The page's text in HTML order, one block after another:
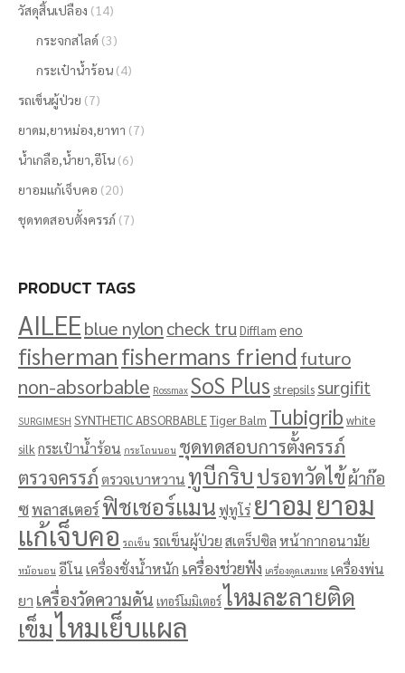
วัสดุสิ้นเปลือง (14)
กระจกสไลด์ (3)
กระเป๋าน้ำร้อน (4)
รถเข็นผู้ป่วย (7)
ยาดม,ยาหม่อง,ยาทา (7)
น้ำเกลือ,น้ำยา,อีโน (6)
ยาอมแก้เจ็บคอ (20)
ชุดทดสอบตั้งครรภ์ (7)
PRODUCT TAGS
AILEEblue nylon check tru Difflam eno
fishermanfishermans friend futuro
non-absorbable Rossmax SoS Plus strepsils surgifit
SURGIMESH SYNTHETIC ABSORBABLETiger Balm Tubigrib white
silk กระเป๋าน้ำร้อน กระโถนนอน ชุดทดสอบการตั้งครรภ์
ตรวจครรภ์ตรวจเบาหวาน ทูบีกริบ ปรอทวัดไข้ผ้าก๊อ
ซพลาสเตอร์ฟิชเชอร์แมนฟูทูโร่ ยาอมยาอม
แก้เจ็บคอ รถเข็น รถเข็นผู้ป่วยสเตร็ปซิลหน้ากากอนามัย
หม้อนอน อีโนเครื่องชั่งน้ำหนัก เครื่องช่วยฟัง เครื่องดูดเสมหะ เครื่องพ่น
ยา เครื่องวัดความดัน เทอร์โมมิเตอร์ไหมละลายติด
เข็มไหมเย็บแผล